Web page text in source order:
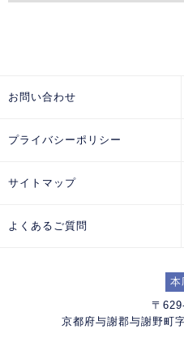
本
〒
京都府与謝郡与謝野町
お問い合わせ
プライバシーポリシー
サイトマップ
よくあるご質問